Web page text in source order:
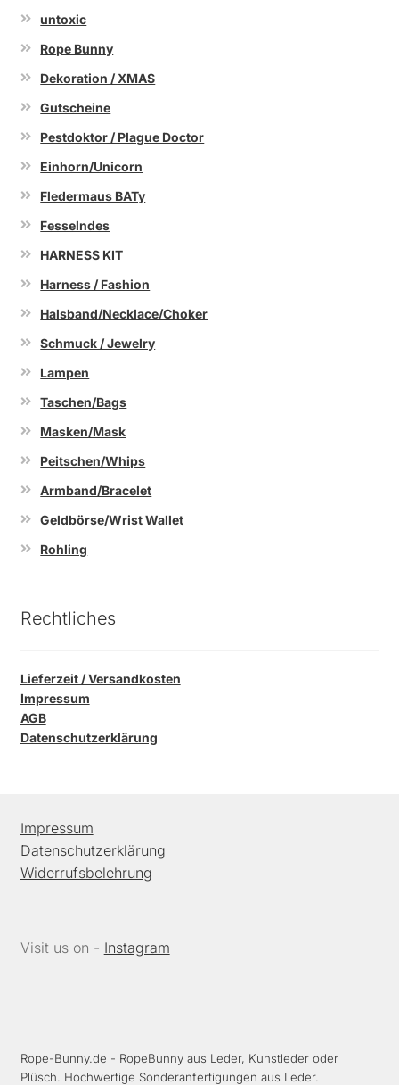
untoxic
Rope Bunny
Dekoration / XMAS
Gutscheine
Pestdoktor / Plague Doctor
Einhorn/Unicorn
Fledermaus BATy
Fesselndes
HARNESS KIT
Harness / Fashion
Halsband/Necklace/Choker
Schmuck / Jewelry
Lampen
Taschen/Bags
Masken/Mask
Peitschen/Whips
Armband/Bracelet
Geldbörse/Wrist Wallet
Rohling
Rechtliches
Lieferzeit / Versandkosten
Impressum
AGB
Datenschutzerklärung
Impressum
Datenschutzerklärung
Widerrufsbelehrung
Visit us on - Instagram
Rope-Bunny.de - RopeBunny aus Leder, Kunstleder oder
Plüsch. Hochwertige Sonderanfertigungen aus Leder.